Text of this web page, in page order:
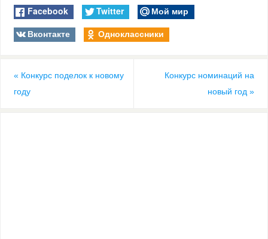
Facebook Twitter
Мой мир
Вконтакте
Одноклассники
« Конкурс поделок к новому
году
Конкурс номинаций на
новый год»